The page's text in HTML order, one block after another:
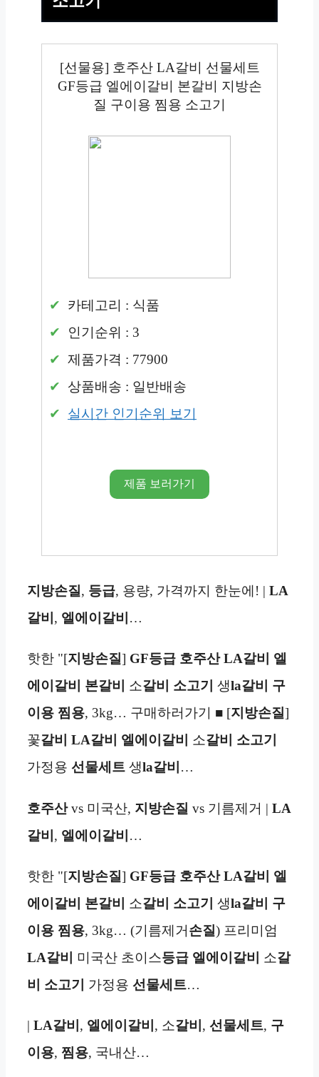
[선물용] 호주산 LA갈비 선물세트
GF등급 엘에이갈비 본갈비 지방손
질 구이용 찜용 소고기
카테고리 : 식품
인기순위 : 3
제품가격 : 77900
상품배송 : 일반배송
실시간 인기순위 보기
제품 보러가기
지방손질, 등급, 용량, 가격까지 한눈에! | LA
갈비 , 엘에이갈비 …
핫한 "[지방손질] GF등급 호주산 LA갈비
엘
에이갈비 본갈비
소갈비 소고기 생la갈비
구
이용 찜용, 3kg… 구매하러가기 ■ [지방손질]
꽃갈비 LA갈비 엘에이갈비 소갈비
소고기
가정용 선물세트 생la갈비 …
호주산vs 미국산, 지방손질 vs 기름제거 | LA
갈비 , 엘에이갈비 …
핫한 "[지방손질] GF등급 호주산 LA갈비
엘
에이갈비 본갈비
소갈비 소고기 생la갈비
구
이용 찜용, 3kg… (기름제거손질) 프리미엄
LA갈비
미국산 초이스등급 엘에이갈비 소갈
비
소고기 가정용 선물세트…
| LA갈비 , 엘에이갈비 , 소갈비 , 선물세트, 구
이용, 찜용, 국내산…